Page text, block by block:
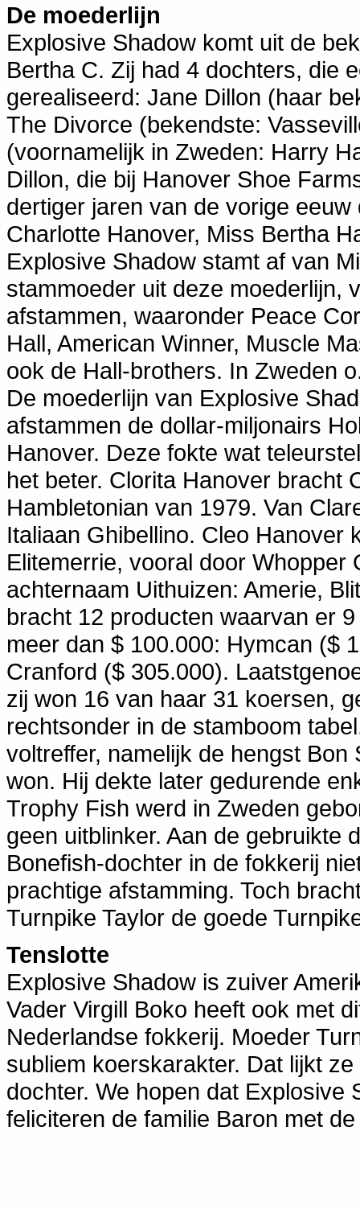
De moederlijn
Explosive Shadow komt uit de
Bertha C. Zij had 4 dochters, die
gerealiseerd: Jane Dillon (haar
The Divorce (bekendste:
(voornamelijk in Zweden: Harry
Dillon, die bij Hanover Shoe
dertiger jaren van de vorige
Charlotte Hanover, Miss Bertha
Explosive Shadow stamt af van
stammoeder uit deze moederlijn,
afstammen, waaronder Peace
Hall, American Winner, Muscle
ook de Hall-brothers. In Zweden
De moederlijn van Explosive
afstammen de dollar-miljonairs
Hanover. Deze fokte wat
het beter. Clorita Hanover bracht
Hambletonian van 1979. Van
Italiaan Ghibellino. Cleo Hanover
Elitemerrie, vooral door
achternaam Uithuizen: Amerie,
bracht 12 producten waarvan er
meer dan $ 100.000: Hymcan ($
Cranford ($ 305.000).
zij won 16 van haar 31 koersen,
rechtsonder in de stamboom
voltreffer, namelijk de hengst
won. Hij dekte later gedurende
Trophy Fish werd in Zweden
geen uitblinker. Aan de gebruikte
Bonefish-dochter in de fokkerij
prachtige afstamming. Toch
Turnpike Taylor de goede
Tenslotte
Explosive Shadow is zuiver
Vader Virgill Boko heeft ook met
Nederlandse fokkerij. Moeder
subliem koerskarakter. Dat lijkt
dochter. We hopen dat Explosive
feliciteren de familie Baron met